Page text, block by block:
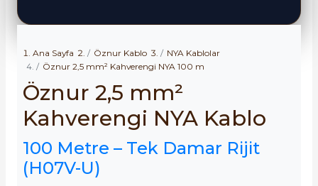
Ana Sayfa Öznur Kablo
NYA Kablolar
Öznur 2,5 mm² Kahverengi NYA 100 m
Öznur 2,5 mm²
Kahverengi NYA Kablo
100 Metre – Tek Damar Rijit
(H07V-U)